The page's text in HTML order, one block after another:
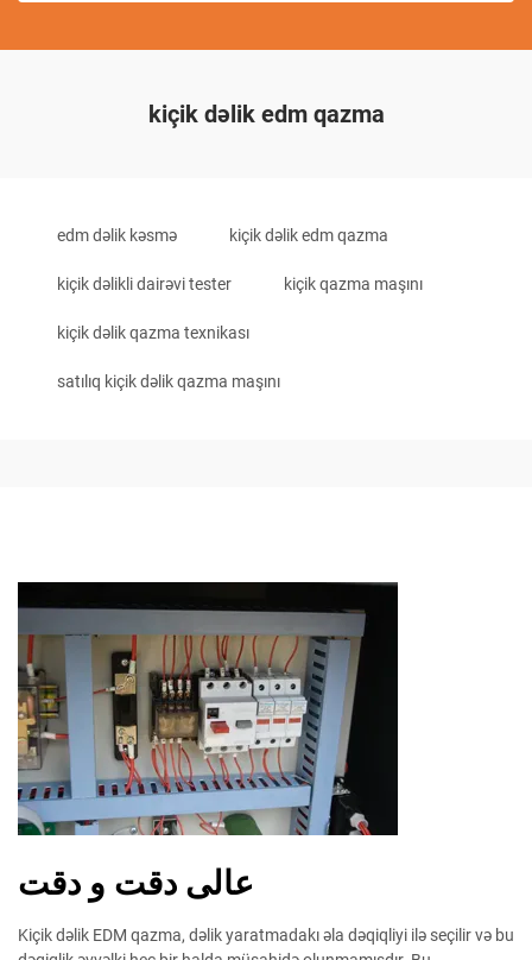
kiçik dəlik edm qazma
edm dəlik kəsmə kiçik dəlik edm qazma
kiçik dəlikli dairəvi tester kiçik qazma maşını
kiçik dəlik qazma texnikası
satılıq kiçik dəlik qazma maşını
عالی دقت و دقت
Kiçik dəlik EDM qazma, dəlik yaratmadakı əla dəqiqliyi ilə seçilir və bu